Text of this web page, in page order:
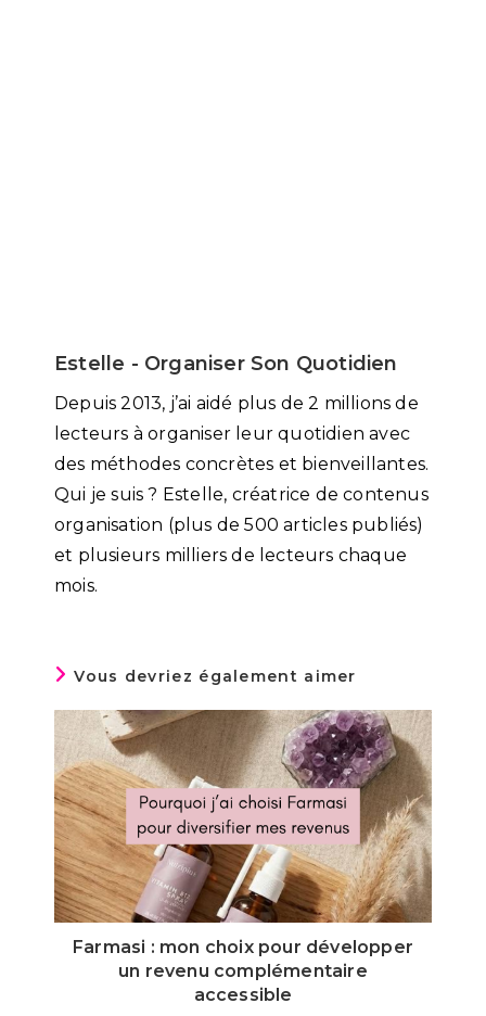
Estelle - Organiser Son Quotidien
Depuis 2013, j’ai aidé plus de 2 millions de
lecteurs à organiser leur quotidien avec
des méthodes concrètes et bienveillantes.
Qui je suis ? Estelle, créatrice de contenus
organisation (plus de 500 articles publiés)
et plusieurs milliers de lecteurs chaque
mois.
Vous devriez également aimer
Farmasi : mon choix pour développer
un revenu complémentaire
accessible